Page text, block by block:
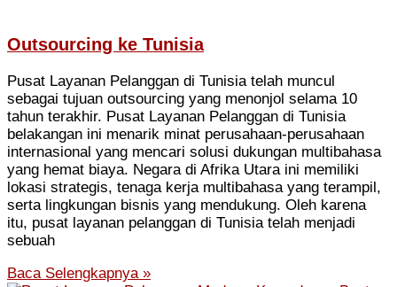
Outsourcing ke Tunisia
Pusat Layanan Pelanggan di Tunisia telah muncul
sebagai tujuan outsourcing yang menonjol selama 10
tahun terakhir. Pusat Layanan Pelanggan di Tunisia
belakangan ini menarik minat perusahaan-perusahaan
internasional yang mencari solusi dukungan multibahasa
yang hemat biaya. Negara di Afrika Utara ini memiliki
lokasi strategis, tenaga kerja multibahasa yang terampil,
serta lingkungan bisnis yang mendukung. Oleh karena
itu, pusat layanan pelanggan di Tunisia telah menjadi
sebuah
Baca Selengkapnya »